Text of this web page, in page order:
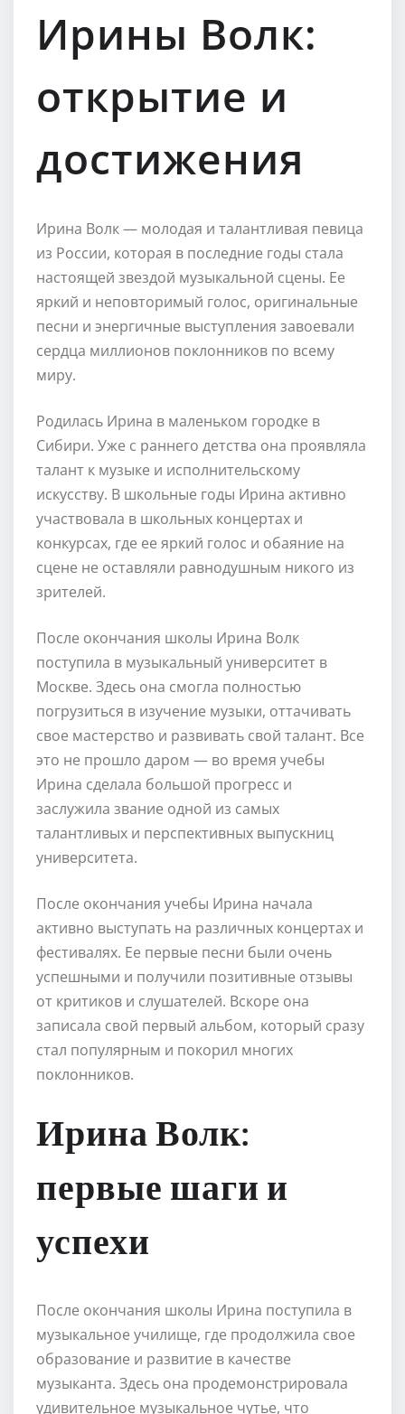
Ирины Волк:
открытие и
достижения
Ирина Волк — молодая и талантливая певица
из России, которая в последние годы стала
настоящей звездой музыкальной сцены. Ее
яркий и неповторимый голос, оригинальные
песни и энергичные выступления завоевали
сердца миллионов поклонников по всему
миру.
Родилась Ирина в маленьком городке в
Сибири. Уже с раннего детства она проявляла
талант к музыке и исполнительскому
искусству. В школьные годы Ирина активно
участвовала в школьных концертах и
конкурсах, где ее яркий голос и обаяние на
сцене не оставляли равнодушным никого из
зрителей.
После окончания школы Ирина Волк
поступила в музыкальный университет в
Москве. Здесь она смогла полностью
погрузиться в изучение музыки, оттачивать
свое мастерство и развивать свой талант. Все
это не прошло даром — во время учебы
Ирина сделала большой прогресс и
заслужила звание одной из самых
талантливых и перспективных выпускниц
университета.
После окончания учебы Ирина начала
активно выступать на различных концертах и
фестивалях. Ее первые песни были очень
успешными и получили позитивные отзывы
от критиков и слушателей. Вскоре она
записала свой первый альбом, который сразу
стал популярным и покорил многих
поклонников.
Ирина Волк:
первые шаги и
успехи
После окончания школы Ирина поступила в
музыкальное училище, где продолжила свое
образование и развитие в качестве
музыканта. Здесь она продемонстрировала
удивительное музыкальное чутье, что